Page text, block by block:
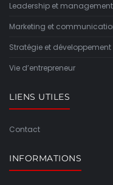
Leadership et management
Marketing et
Stratégie et développement
Vie d’entrepreneur
LIENS UTILES
Contact
INFORMATIONS